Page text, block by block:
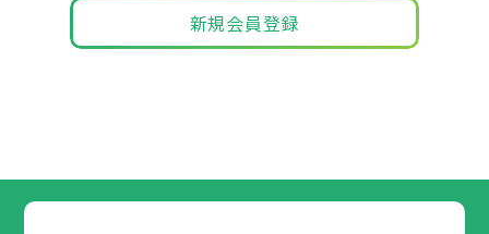
新規会員登録